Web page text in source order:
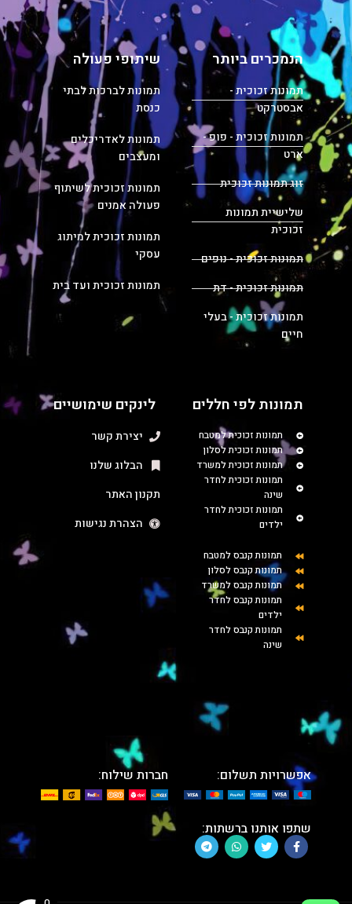
הנמכרים ביותר
תמונות זכוכית -
אבסטרקט
תמונות זכוכית - פופ -
ארט
זוג תמונות זכוכית
שלישיית תמונות
זכוכית
תמונות זכוכית - נופים
תמונות זכוכית - דת
תמונות זכוכית - בעלי
חיים
שיתופי פעולה
תמונות לברכות לבתי
כנסת
תמונות לאדריכלים
ומעצבים
תמונות זכוכית לשיתוף
פעולה אמנים
תמונות זכוכית למיתוג
עסקי
תמונות זכוכית ועד בית
תמונות לפי חללים
תמונות זכוכית למטבח
תמונות זכוכית לסלון
תמונות זכוכית למשרד
תמונות זכוכית לחדר
שינה
תמונות זכוכית לחדר
ילדים
תמונות קנבס למטבח
תמונות קנבס לסלון
תמונות קנבס למשרד
תמונות קנבס לחדר
ילדים
תמונות קנבס לחדר
שינה
לינקים שימושיים
יצירת קשר
הבלוג שלנו
תקנון האתר
הצהרת נגישות
אפשרויות תשלום: חברות שילוח:
שתפו אותנו ברשתות: